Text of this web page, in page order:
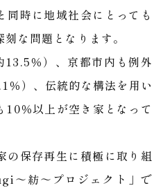
同時に地域社会にとっても
な問題となります。
13.5％）、京都市内も例外
％）、伝統的な構法を用い
10％以上が空き家となって
の保存再生に積極に取り組
～紡～プロジェクト」で